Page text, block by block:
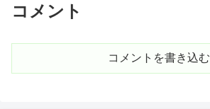
コメント
コメントを書き込む